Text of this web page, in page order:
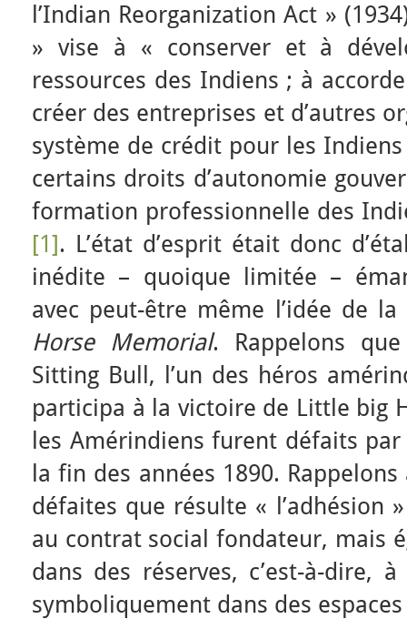
l’Indian Reorganization Act »
» vise à « conserver et à
ressources des Indiens ; à
créer des entreprises et d’autres
système de crédit pour les
certains droits d’autonomie
formation professionnelle des
[1]. L’état d’esprit était donc
inédite – quoique limitée –
avec peut-être même l’idée de
Horse Memorial. Rappelons
Sitting Bull, l’un des héros
participa à la victoire de Little big
les Amérindiens furent défaits par
la fin des années 1890.
défaites que résulte « l’adhésion
au contrat social fondateur, mais
dans des réserves, c’est-à-dire,
symboliquement dans des